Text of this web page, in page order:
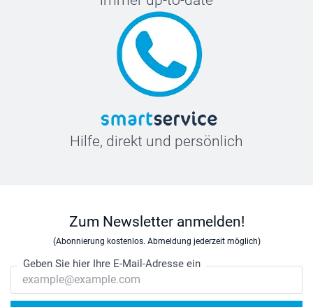
Hilfe, direkt und persönlich
Zum Newsletter anmelden!
(Abonnierung kostenlos. Abmeldung jederzeit möglich)
Geben Sie hier Ihre E-Mail-Adresse ein